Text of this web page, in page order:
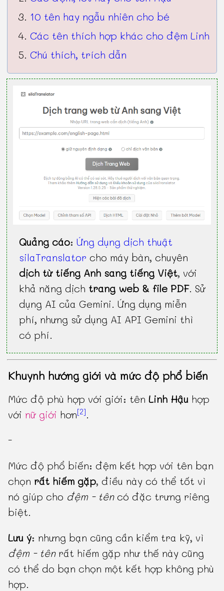
10 tên hay ngẫu nhiên cho bé
Các tên thích hợp khác cho đệm Linh
Chú thích, trích dẫn
Quảng cáo:Ứng dụng dịch thuật
silaTranslator cho máy bàn, chuyên
dịch từ tiếng Anh sang tiếng Việt, với
khả năng dịch trang web & file PDF. Sử
dụng AI của Gemini. Ứng dụng miễn
phí, nhưng sử dụng AI API Gemini thì
có phí.
Khuynh hướng giới và mức độ phổ biến
Mức độ phù hợp với giới: tênLinh Hậu hợp
với nữ giới hơn[2].
-
Mức độ phổ biến: đệm kết hợp với tên bạn
chọn rất hiếm gặp, điều này có thể tốt vì
nó giúp cho đệm - têncó đặc trưng riêng
biệt.
Lưu ý: nhưng bạn cũng cần kiểm tra kỹ, vì
đệm - tênrất hiếm gặp như thế này cũng
có thể do bạn chọn một kết hợp không phù
hợp.